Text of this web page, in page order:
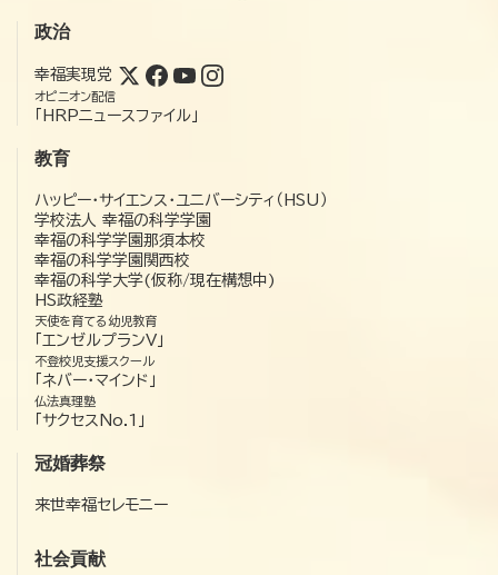
政治
幸福実現党
オピニオン配信
「HRPニュースファイル」
教育
ハッピー・サイエンス・ユニバーシティ（HSU）
学校法人 幸福の科学学園
幸福の科学学園那須本校
幸福の科学学園関西校
幸福の科学大学(仮称/現在構想中)
HS政経塾
天使を育てる幼児教育
「エンゼルプランV」
不登校児支援スクール
「ネバー・マインド」
仏法真理塾
「サクセスNo.1」
冠婚葬祭
来世幸福セレモニー
社会貢献